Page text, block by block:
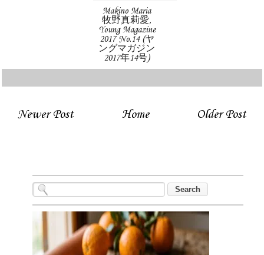
Makino Maria
牧野真莉愛,
Young Magazine
2017 No.14 (ヤ
ングマガジン
2017年14号)
Newer Post Older Post
Home